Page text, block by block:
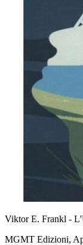
Viktor E. Frankl -
MGMT Edizioni,